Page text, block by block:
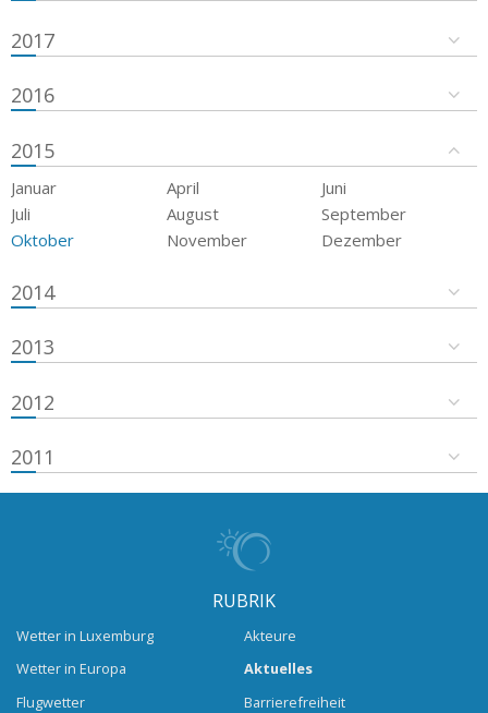
2017
2016
2015
Januar April
Juni
Juli
August
September
Oktober
November Dezember
2014
2013
2012
2011
RUBRIK
Wetter in Luxemburg
Wetter in Europa
Flugwetter
Akteure
Aktuelles
Barrierefreiheit